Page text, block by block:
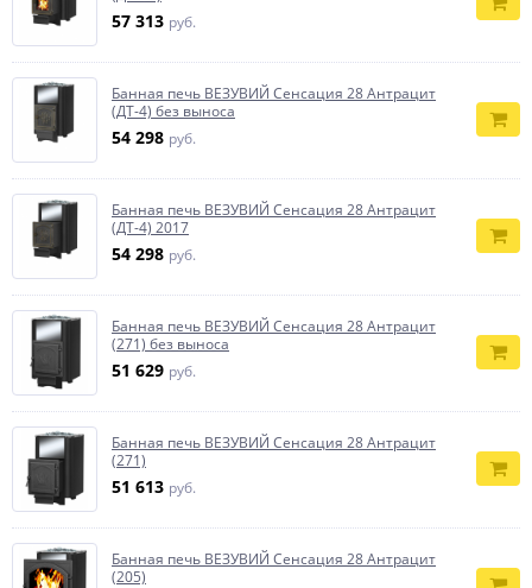
57 313 руб.
Банная печь ВЕЗУВИЙ Сенсация 28 Антрацит
(ДТ-4) без выноса
54 298 руб.
Банная печь ВЕЗУВИЙ Сенсация 28 Антрацит
(ДТ-4) 2017
54 298 руб.
Банная печь ВЕЗУВИЙ Сенсация 28 Антрацит
(271) без выноса
51 629 руб.
Банная печь ВЕЗУВИЙ Сенсация 28 Антрацит
(271)
51 613 руб.
Банная печь ВЕЗУВИЙ Сенсация 28 Антрацит
(205)